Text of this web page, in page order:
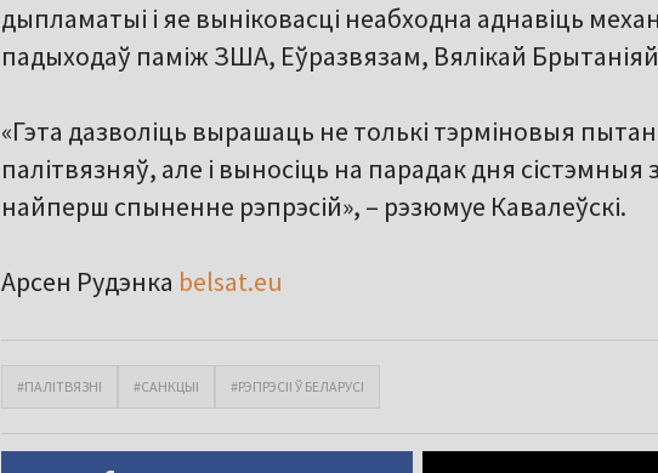
дыпламатыі і яе выніковасці неабходна аднавіць
падыходаў паміж ЗША, Еўразвязам, Вялікай
«Гэта дазволіць вырашаць не толькі тэрміновыя
палітвязняў, але і выносіць на парадак дня сістэмныя
найперш спыненне рэпрэсій», – рэзюмуе Кавалеўскі.
Арсен Рудэнка belsat.eu
#ПАЛІТВЯЗНІ #САНКЦЫІ #РЭПРЭСІІ Ў БЕЛАРУСІ